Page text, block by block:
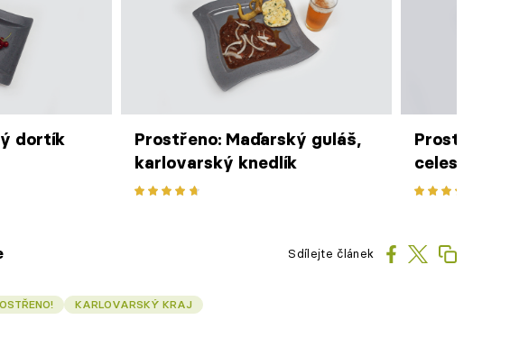
dortík
Prostřeno: Maďarský guláš,
karlovarský knedlík
Prostřeno:
játrovými
Sdílejte článek
KARLOVARSKÝ KRAJ